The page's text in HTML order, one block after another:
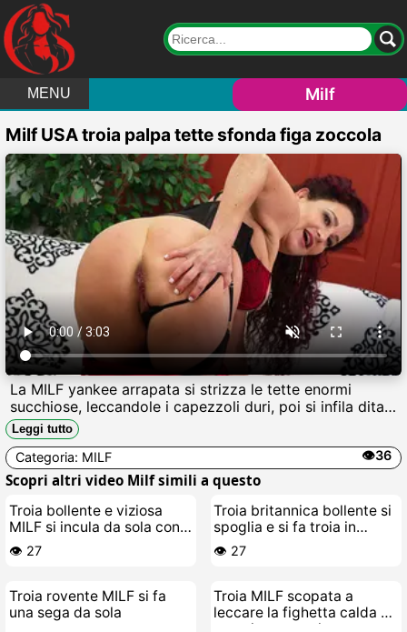
MENU Milf
Milf USA troia palpa tette sfonda figa zoccola
La MILF yankee arrapata si strizza le tette enormi
succhiose, leccandole i capezzoli duri, poi si infila dita
unte nella figa bagnata rasata, gemendo come una
puttana in calore mentre si scopa da sola fino al
schizzare bollente.
Leggi tutto
Categoria: MILF 👁️36
Scopri altri video Milf simili a questo
Troia bollente e viziosa
MILF si incula da sola con
voglia
👁️ 27
Troia britannica bollente si
spoglia e si fa troia in
cucina
👁️ 27
Troia rovente MILF si fa
una sega da sola
Troia MILF scopata a
leccare la fighetta calda di